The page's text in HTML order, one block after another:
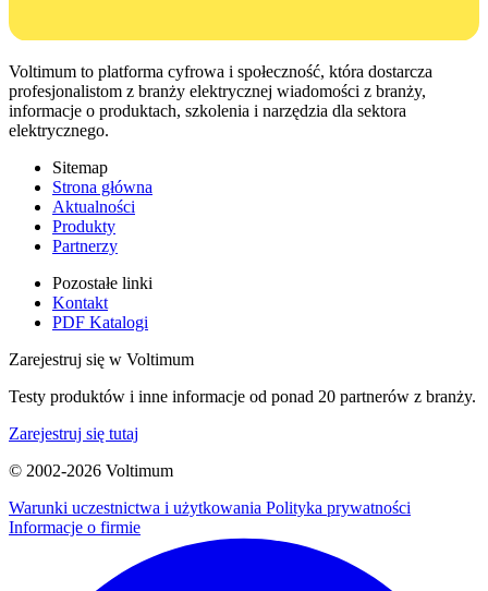
Voltimum to platforma cyfrowa i społeczność, która dostarcza
profesjonalistom z branży elektrycznej wiadomości z branży,
informacje o produktach, szkolenia i narzędzia dla sektora
elektrycznego.
Sitemap
Strona główna
Aktualności
Produkty
Partnerzy
Pozostałe linki
Kontakt
PDF Katalogi
Zarejestruj się w Voltimum
Testy produktów i inne informacje od ponad 20 partnerów z branży.
Zarejestruj się tutaj
© 2002-2026 Voltimum
Warunki uczestnictwa i użytkowania Polityka prywatności
Informacje o firmie